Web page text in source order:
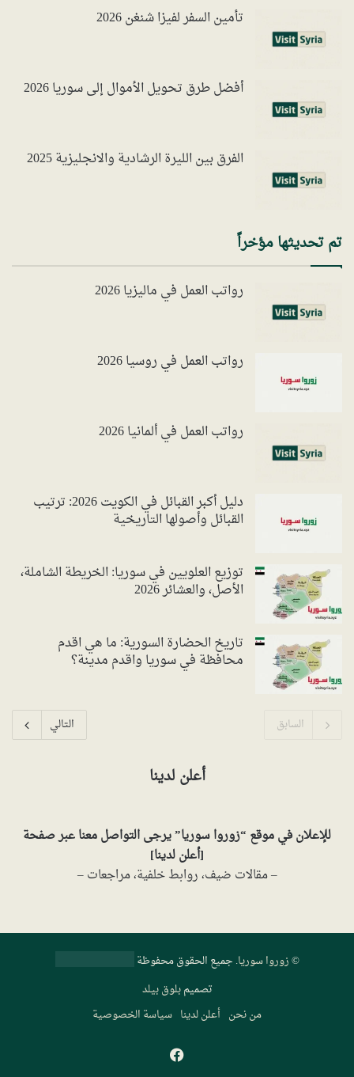
تأمين السفر لفيزا شنغن 2026
أفضل طرق تحويل الأموال إلى سوريا 2026
الفرق بين الليرة الرشادية والانجليزية 2025
تم تحديثها مؤخراً
رواتب العمل في ماليزيا 2026
رواتب العمل في روسيا 2026
رواتب العمل في ألمانيا 2026
دليل أكبر القبائل في الكويت 2026: ترتيب
القبائل وأصولها التاريخية
توزيع العلويين في سوريا: الخريطة الشاملة،
الأصل، والعشائر 2026
تاريخ الحضارة السورية: ما هي اقدم
محافظة في سوريا واقدم مدينة؟
السابق التالي
أعلن لدينا
للإعلان في موقع “زوروا سوريا” يرجى التواصل معنا عبر صفحة
[أعلن لدينا]
– مقالات ضيف، روابط خلفية، مراجعات –
©زوروا سوريا. جميع الحقوق محفوظة
تصميمبلوق بيلد
من نحن أعلن لدينا سياسة الخصوصية
فيسبوك